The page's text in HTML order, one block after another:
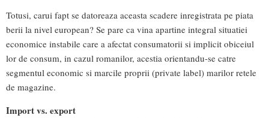
Totusi, carui fapt se datoreaza aceasta scadere inregistrata pe piata
berii la nivel european? Se pare ca vina apartine integral situatiei
economice instabile care a afectat consumatorii si implicit obiceiul
lor de consum, in cazul romanilor, acestia orientandu-se catre
segmentul economic si marcile proprii (private label) marilor retele
de magazine.
Import vs. export